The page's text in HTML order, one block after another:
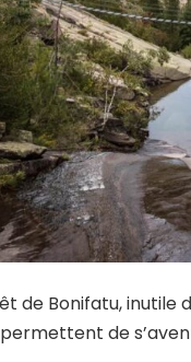
de Bonifatu, inutile
de